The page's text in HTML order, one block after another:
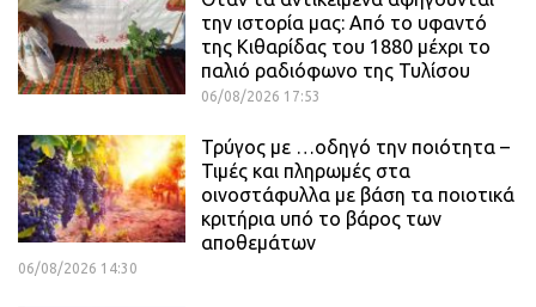
την ιστορία μας: Από το υφαντό
της Κιθαρίδας του 1880 μέχρι το
παλιό ραδιόφωνο της Τυλίσου
06/08/2026 17:53
Τρύγος με …οδηγό την ποιότητα –
Τιμές και πληρωμές στα
οινοστάφυλλα με βάση τα ποιοτικά
κριτήρια υπό το βάρος των
αποθεμάτων
06/08/2026 14:30